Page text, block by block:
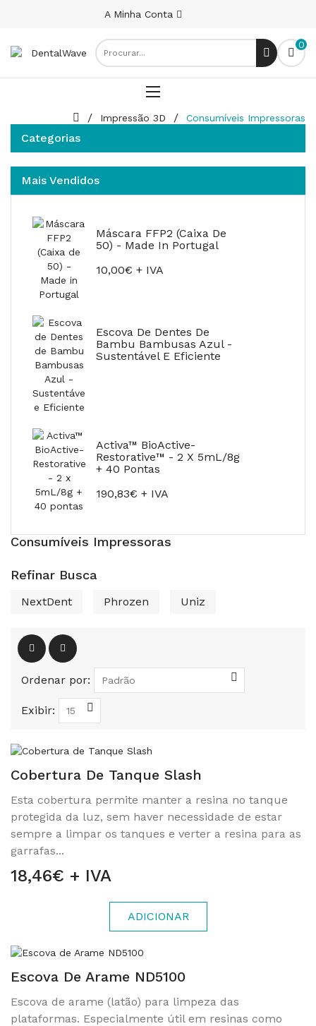
A Minha Conta
0
Impressão 3D Consumíveis Impressoras
Categorias
Mais Vendidos
Máscara FFP2 (Caixa De
50) - Made In Portugal
10,00€ + IVA
Escova De Dentes De
Bambu Bambusas Azul -
Sustentável E Eficiente
Activa™ BioActive-
Restorative™ - 2 X 5mL/8g
+ 40 Pontas
190,83€ + IVA
Consumíveis Impressoras
Refinar Busca
NextDent Phrozen Uniz
Ordenar por:
Exibir:
Cobertura De Tanque Slash
Esta cobertura permite manter a resina no tanque
protegida da luz, sem haver necessidade de estar
sempre a limpar os tanques e verter a resina para as
garrafas...
18,46€ + IVA
ADICIONAR
Escova De Arame ND5100
Escova de arame (latão) para limpeza das
plataformas. Especialmente útil em resinas como